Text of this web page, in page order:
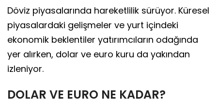
Döviz piyasalarında hareketlilik sürüyor. Küresel
piyasalardaki gelişmeler ve yurt içindeki
ekonomik beklentiler yatırımcıların odağında
yer alırken, dolar ve euro kuru da yakından
izleniyor.
DOLAR VE EURO NE KADAR?